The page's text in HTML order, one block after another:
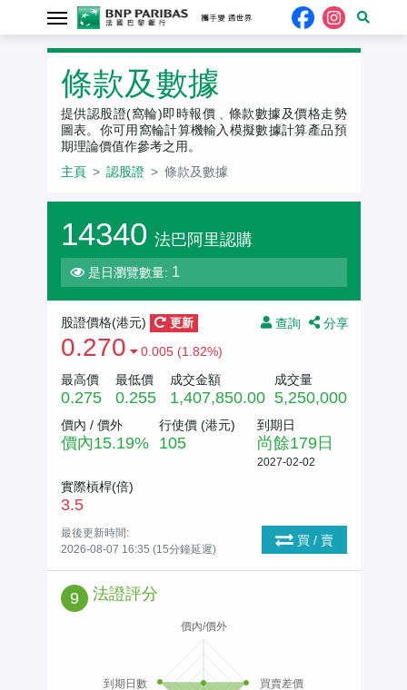
認股證
條款及數據
提供認股證(窩輪)即時報價﹑條款數據及價格走勢
圖表。你可用窩輪計算機輸入模擬數據計算產品預
期理論價值作參考之用。
主頁
認股證 條款及數據
14340 法巴阿里認購
是日瀏覽數量: 1
查詢 分享
股證價格(港元) 更新
0.270
0.005 (1.82%)
最高價
0.275
最低價
0.255
成交金額
1,407,850.00
成交量
5,250,000
價內 / 價外
價內15.19%
行使價 (港元)
105
到期日
尚餘179日
2027-02-02
實際槓桿(倍)
3.5
最後更新時間:
2026-08-07 16:35 (15分鐘延遲)
買 / 賣
9 法證評分
價內/價外
買賣差價
到期日數